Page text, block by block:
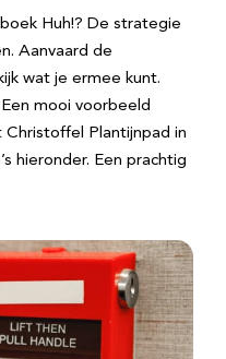
Huh!? De strategie
Aanvaard de
wat je ermee kunt.
mooi voorbeeld
Plantijnpad in
hieronder. Een prachtig